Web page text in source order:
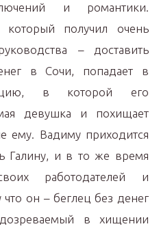
и романтики.
получил очень
– доставить
в Сочи, попадает в
в которой его
девушка и похищает
ему. Вадиму приходится
Галину, и в то же время
работодателей и
он – беглец без денег
в хищении